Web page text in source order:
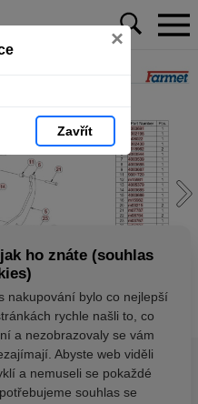
×
Zavřít
ho znáte (souhlas
nakupování bylo co nejlepší
rychle našli to, co
a nezobrazovaly se vám
Abyste web viděli
a nemuseli se pokaždé
souhlas se